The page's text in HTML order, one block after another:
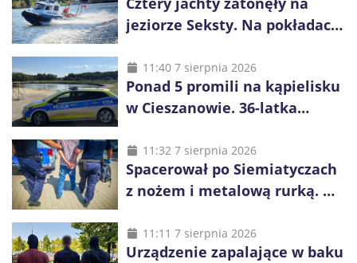
jeziorze Seksty. Na pokładach
małoletnich
11:40 7 sierpnia 2026
Ponad 5 promili na kąpielisku
w Cieszanowie. 36-latka
z wody
11:32 7 sierpnia 2026
Spacerował po Siemiatyczach
z nożem i metalową rurką. W
alkohol i perfumy
11:11 7 sierpnia 2026
Urządzenie zapalające w baku